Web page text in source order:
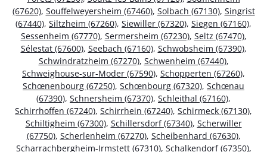
(67620), Souffelweyersheim (67460), Solbach (67130), Singrist
(67440), Siltzheim (67260), Siewiller (67320), Siegen (67160),
Sessenheim (67770), Sermersheim (67230), Seltz (67470),
Sélestat (67600), Seebach (67160), Schwobsheim (67390),
Schwindratzheim (67270), Schwenheim (67440),
Schweighouse-sur-Moder (67590), Schopperten (67260),
Schœnenbourg (67250), Schœnbourg (67320), Schœnau
(67390), Schnersheim (67370), Schleithal (67160),
Schirrhoffen (67240), Schirrhein (67240), Schirmeck (67130),
Schiltigheim (67300), Schillersdorf (67340), Scherwiller
(67750), Scherlenheim (67270), Scheibenhard (67630),
Scharrachbergheim-Irmstett (67310), Schalkendorf (67350),